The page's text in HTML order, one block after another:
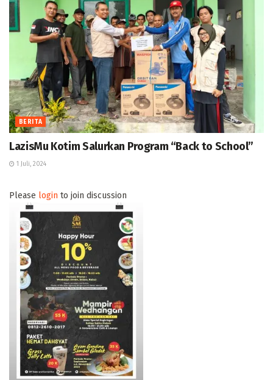
BERITA
LazisMu Kotim Salurkan Program “Back to School”
1 Juli, 2024
Please login to join discussion